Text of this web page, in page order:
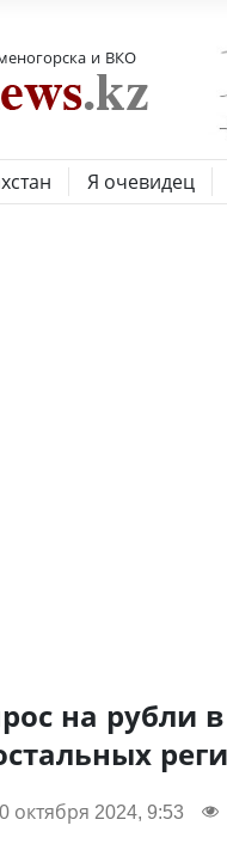
и ВКО
Я очевидец
на рубли
октября 2024, 9:53